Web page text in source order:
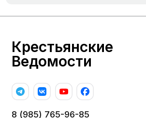
Крестьянские
Ведомости
8 (985) 765-96-85